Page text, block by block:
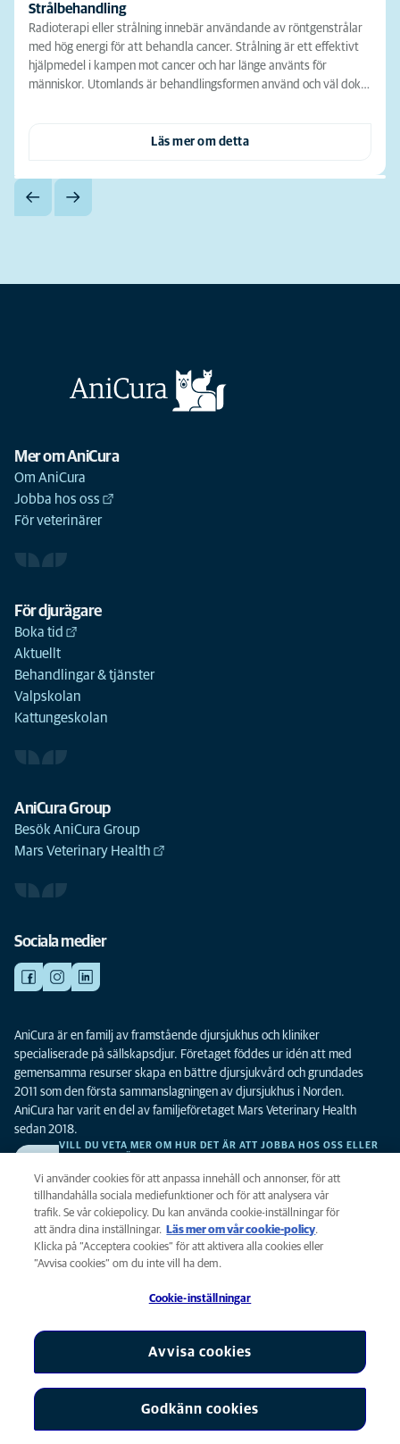
Strålbehandling
Radioterapi eller strålning innebär användande av röntgenstrålar
med hög energi för att behandla cancer. Strålning är ett effektivt
hjälpmedel i kampen mot cancer och har länge använts för
människor. Utomlands är behandlingsformen använd och väl dok…
Läs mer om detta
Mer om AniCura
Om AniCura
Jobba hos oss
För veterinärer
För djurägare
Boka tid
Aktuellt
Behandlingar & tjänster
Valpskolan
Kattungeskolan
AniCura Group
Besök AniCura Group
Mars Veterinary Health
Sociala medier
AniCura är en familj av framstående djursjukhus och kliniker
specialiserade på sällskapsdjur. Företaget föddes ur idén att med
gemensamma resurser skapa en bättre djursjukvård och grundades
2011 som den första sammanslagningen av djursjukhus i Norden.
AniCura har varit en del av familjeföretaget Mars Veterinary Health
sedan 2018.
VILL DU VETA MER OM HUR DET ÄR ATT JOBBA HOS OSS ELLER
Integritet
Legalt
AniCura är ett dotterbolag till Mars, Inc © 2026
Cookie-inställningar
Vi använder cookies för att anpassa innehåll och annonser, för att
tillhandahålla sociala mediefunktioner och för att analysera vår
trafik. Se vår cokiepolicy. Du kan använda cookie-inställningar för
att ändra dina inställningar.
Läs mer om vår cookie-policy(opens in a
new tab)
.
Klicka på ”Acceptera cookies” för att aktivera alla cookies eller
”Avvisa cookies” om du inte vill ha dem.
Cookie-inställningar
Avvisa cookies
Godkänn cookies